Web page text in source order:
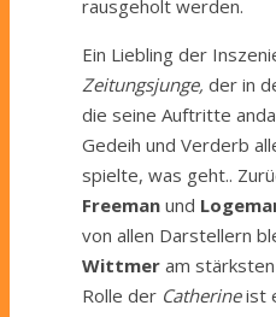
rausgeholt werden.
Ein Liebling der
Zeitungsjunge, der in
die seine Auftritte
Gedeih und Verderb
spielte, was geht..
Freeman und
von allen Darstellern
Wittmer am
Rolle der Catherineist